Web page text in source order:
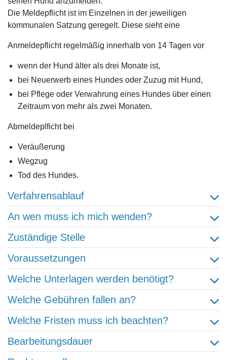
Die Meldepflicht ist im Einzelnen in der jeweiligen
kommunalen Satzung geregelt. Diese sieht eine
Anmeldepflicht regelmäßig innerhalb von 14 Tagen vor
wenn der Hund älter als drei Monate ist,
bei Neuerwerb eines Hundes oder Zuzug mit Hund,
bei Pflege oder Verwahrung eines Hundes über einen
Zeitraum von mehr als zwei Monaten.
Abmeldeplficht bei
Veräußerung
Wegzug
Tod des Hundes.
Verfahrensablauf
An wen muss ich mich wenden?
Zuständige Stelle
Voraussetzungen
Welche Unterlagen werden benötigt?
Welche Gebühren fallen an?
Welche Fristen muss ich beachten?
Bearbeitungsdauer